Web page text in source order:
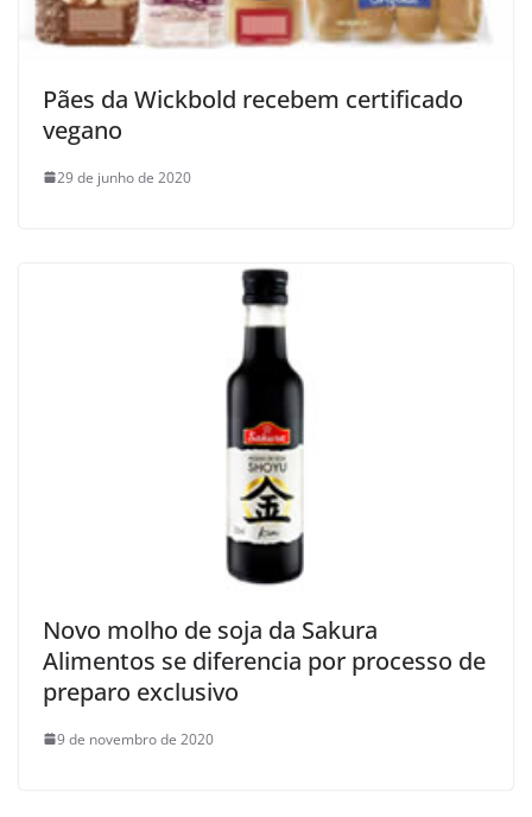
Pães da Wickbold recebem certificado
vegano
29 de junho de 2020
Novo molho de soja da Sakura
Alimentos se diferencia por processo de
preparo exclusivo
9 de novembro de 2020